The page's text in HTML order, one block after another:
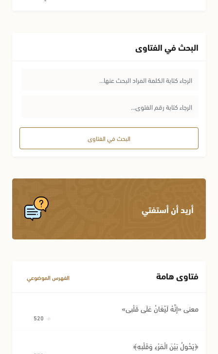
البحث في الفتاوى
البحث في الفتاوى
أريد أن أستفتي
فتاوى هامة الفهرس الموضوعي
معنى «إِنَّهُ لَيُغَانُ عَلَى قَلْبِي»
﴿يَحُولُ بَيْنَ الْمَرْءِ وَقَلْبِهِ﴾